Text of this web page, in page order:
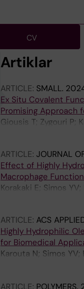
CV
Artiklar
ARTICLE: SMALL.
Ex Situ Covalent
Promising Approach
Giousis T; Zygouri P;
ARTICLE: JOURNAL
Effect of Highly
Macrophage
Korakaki E; Simos
ARTICLE: ACS
Highly Hydrophilic
for Biomedical
Karouta N; Simos
MA; Tzitzios V;
ARTICLE: POLYMERS.